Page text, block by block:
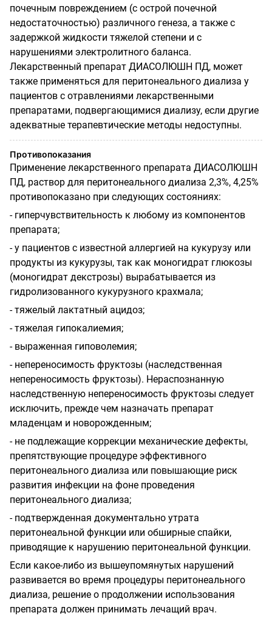
почечным повреждением (с острой почечной
недостаточностью) различного генеза, а также с
задержкой жидкости тяжелой степени и с
нарушениями электролитного баланса.
Лекарственный препарат ДИАСОЛЮШН ПД, может
также применяться для перитонеального диализа у
пациентов с отравлениями лекарственными
препаратами, подвергающимися диализу, если другие
адекватные терапевтические методы недоступны.
Противопоказания
Применение лекарственного препарата ДИАСОЛЮШН
ПД, раствор для перитонеального диализа 2,3%, 4,25%
противопоказано при следующих состояниях:
- гиперчувствительность к любому из компонентов
препарата;
-у пациентов с известной аллергией на кукурузу или
продукты из кукурузы, так как моногидрат глюкозы
(моногидрат декстрозы) вырабатывается из
гидролизованного кукурузного крахмала;
-тяжелый лактатный ацидоз;
-тяжелая гипокалиемия;
- выраженная гиповолемия;
- непереносимость фруктозы (наследственная
непереносимость фруктозы). Нераспознанную
наследственную непереносимость фруктозы следует
исключить, прежде чем назначать препарат
младенцам и новорожденным;
- не подлежащие коррекции механические дефекты,
препятствующие процедуре эффективного
перитонеального диализа или повышающие риск
развития инфекции на фоне проведения
перитонеального диализа;
- подтвержденная документально утрата
перитонеальной функции или обширные спайки,
приводящие к нарушению перитонеальной функции.
Если какое-либо из вышеупомянутых нарушений
развивается во время процедуры перитонеального
диализа, решение о продолжении использования
препарата должен принимать лечащий врач.